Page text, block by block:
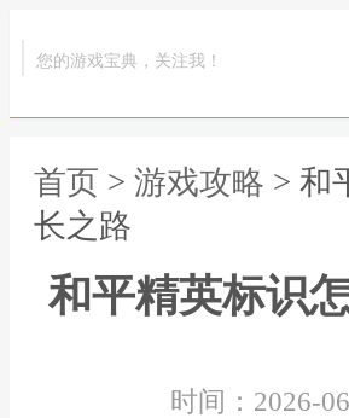
您的游戏宝典，关注我！
首页 > 游戏攻略 > 和
长之路
和平精英标识
时间：2026-